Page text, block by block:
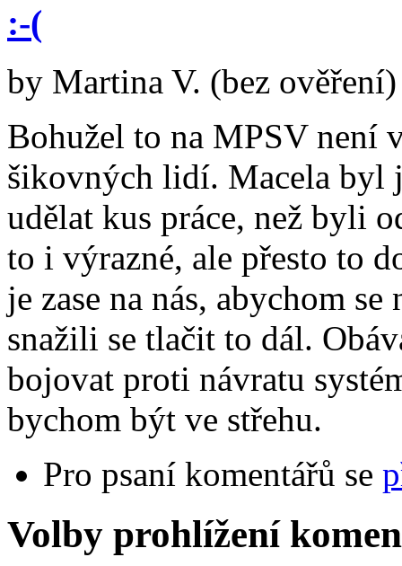
:-(
by Martina V. (bez ověření)
Bohužel to na MPSV není
šikovných lidí. Macela byl
udělat kus práce, než byli
to i výrazné, ale přesto to
je zase na nás, abychom
snažili se tlačit to dál.
bojovat proti návratu
bychom být ve střehu.
Pro psaní komentářů se
Volby prohlížení